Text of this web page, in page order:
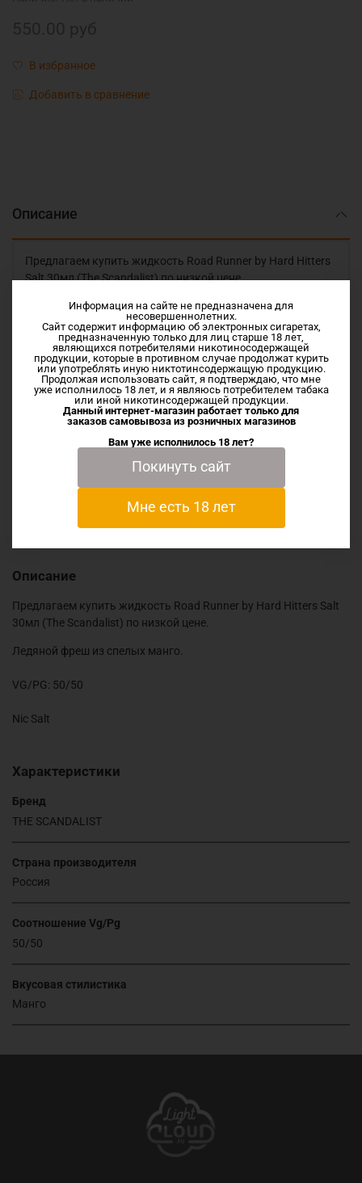
В избранное
Добавить в сравнение
Описание
Предлагаем купить жидкость Road Runner by Hard Hitters
Salt 30мл (The Scandalist) по низкой цене.
Ледяной фреш из спелых манго.
VG/PG: 50/50
Nic Salt
Описание
Предлагаем купить жидкость Road Runner by Hard Hitters Salt
30мл (The Scandalist) по низкой цене.
Ледяной фреш из спелых манго.
VG/PG: 50/50
Nic Salt
Характеристики
Бренд
THE SCANDALIST
Страна производителя
Россия
Соотношение Vg/Pg
50/50
Вкусовая стилистика
Манго
Информация на сайте не предназначена для
несовершеннолетних.
Сайт содержит информацию об электронных сигаретах,
предназначенную только для лиц старше 18 лет,
являющихся потребителями никотиносодержащей
продукции, которые в противном случае продолжат курить
или употреблять иную никтотинсодержащую продукцию.
Продолжая использовать сайт, я подтверждаю, что мне
уже исполнилось 18 лет, и я являюсь потребителем табака
или иной никотинсодержащей продукции.
Данный интернет-магазин работает только для
заказов самовывоза из розничных магазинов
Вам уже исполнилось 18 лет?
Покинуть сайт
Мне есть 18 лет